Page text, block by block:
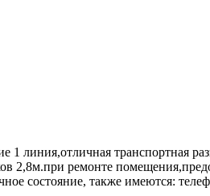
линия,отличная транспортная
2,8м.при ремонте
состояние, также имеются: